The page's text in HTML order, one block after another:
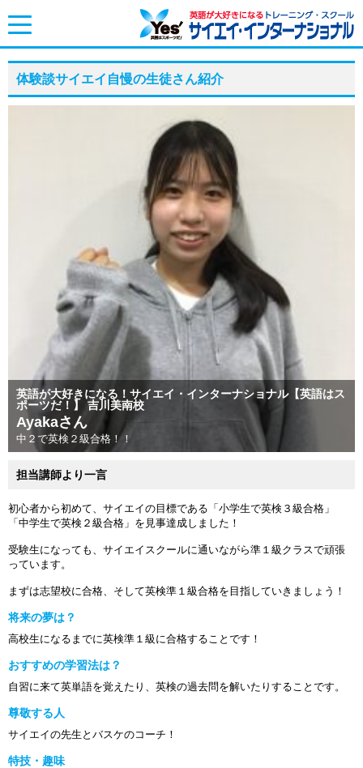
toggle
体験談サイエイ自慢の生徒さん紹介
英語が大好きになる！サイエイ・インターナショナル【英語はス
ポーツだ！】 吉川美南校
Ayakaさん
中２で英検２級合格！！
担当講師より一言
初心者から初めて、サイエイの目標である「小学生で英検３級合格」
「中学生で英検２級合格」を見事達成しました！
受験生になっても、サイエイスクールに通いながら準１級クラスで頑張
っています。
まずは志望校に合格、そして英検準１級合格を目指していきましょう！
将来の夢は？
高校生になるまでに英検準１級に合格することです！
おすすめの学習法は？
自習に来て英単語を覚えたり、英検の過去問を解いたりすることです。
尊敬する人
サイエイの先生とバスケのコーチ！
特技・趣味